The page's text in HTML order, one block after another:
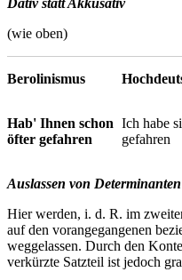
Dativ statt Akkusativ
(wie oben)
Berolinismus
Hab' Ihnen schon
öfter gefahren
Ich habe
gefahren
Auslassen von Determinanten
Hier werden, i. d. R. im
auf den vorangegangenen
weggelassen. Durch den
verkürzte Satzteil ist jedoch